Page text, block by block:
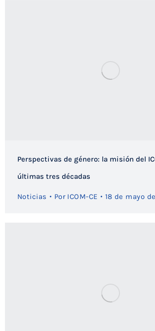
Perspectivas de género: la misión del
últimas tres décadas
Noticias Por ICOM-CE 18 de mayo